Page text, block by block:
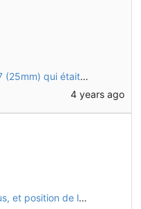
Suppression de l'entretoise QIN27 (25mm) qui était en un seul exemplaire et pas indispensable
4 years ago
Modification dimensions des pneus, et position de la jante sur les roues avant